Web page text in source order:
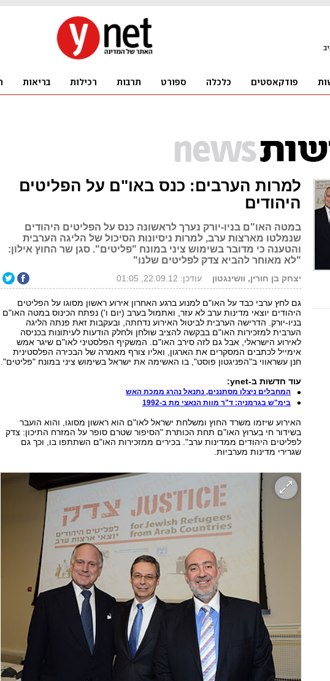
למרות הערבים: כנס באו"ם על הפליטים
היהודים
במטה האו"ם בניו-יורק נערך לראשונה כנס על הפליטים היהודים
שנמלטו מארצות ערב, למרות ניסיונות הסיכול של הליגה הערבית
והטענה כי מדובר בשימוש ציני במונח "פליטים". סגן שר החוץ אילון:
"לא מאוחר להביא צדק לפליטים שלנו"
יצחק בן חורין, וושינגטון עודכן: 22.09.12, 01:05
גם לחץ ערבי כבד על האו"ם למנוע ברגע האחרון אירוע ראשון מסוגו על הפליטים
היהודים יוצאי מדינות ערב לא עזר, ואתמול בערב (יום ו') נפתח הכינוס במטה האו"ם
בניו-יורק. הדרישה הערבית לביטול האירוע נדחתה, ובעקבות זאת פנתה הליגה
הערבית למזכירות האו"ם בבקשה להציב שולחן ולחלק הודעות לעיתונות בכניסה
לאירוע הישראלי, אבל גם לזה סירב האו"ם. המשקיף הפלסטיני לאו"ם שיגר אמש
אימייל לכתבים המסקרים את הארגון, ואליו צורף מאמרה של הבכירה הפלסטינית
חנן עשראווי ב"הפניגטון פוסט", בו האשימה את ישראל בשימוש ציני במונח "פליטים".
עוד חדשות ב-ynet:
המחבלים ניצלו מסתננים, נתנאל נהרג ממכת האש
בימ"ש בגרמניה: ד"ר מוות הנאצי מת ב-1992
האירוע שיזמו משרד החוץ ומשלחת ישראל לאו"ם הוא ראשון מסוגו, והוא הועבר
בשידור חי בערוץ האו"ם תחת הכותרת "הסיפור שטרם סופר על המזרח התיכון: צדק
לפליטים היהודים ממדינות ערב". בכירים ממזכירות האו"ם השתתפו בו, וכך גם
שגרירי מדינות מערביות.